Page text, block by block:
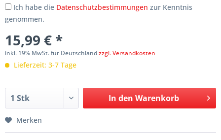
Ich habe die Datenschutzbestimmungen zur Kenntnis
genommen.
15,99 € *
inkl. 19% MwSt. für Deutschlandzzgl. Versandkosten
Lieferzeit: 3-7 Tage
In den Warenkorb
Merken